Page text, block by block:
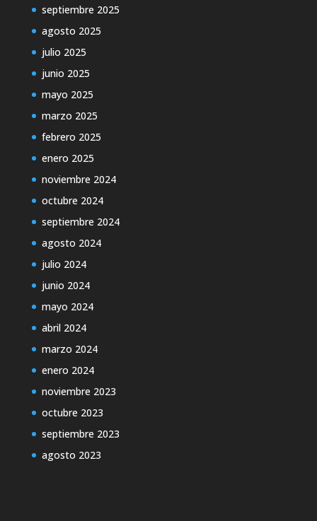
septiembre 2025
agosto 2025
julio 2025
junio 2025
mayo 2025
marzo 2025
febrero 2025
enero 2025
noviembre 2024
octubre 2024
septiembre 2024
agosto 2024
julio 2024
junio 2024
mayo 2024
abril 2024
marzo 2024
enero 2024
noviembre 2023
octubre 2023
septiembre 2023
agosto 2023